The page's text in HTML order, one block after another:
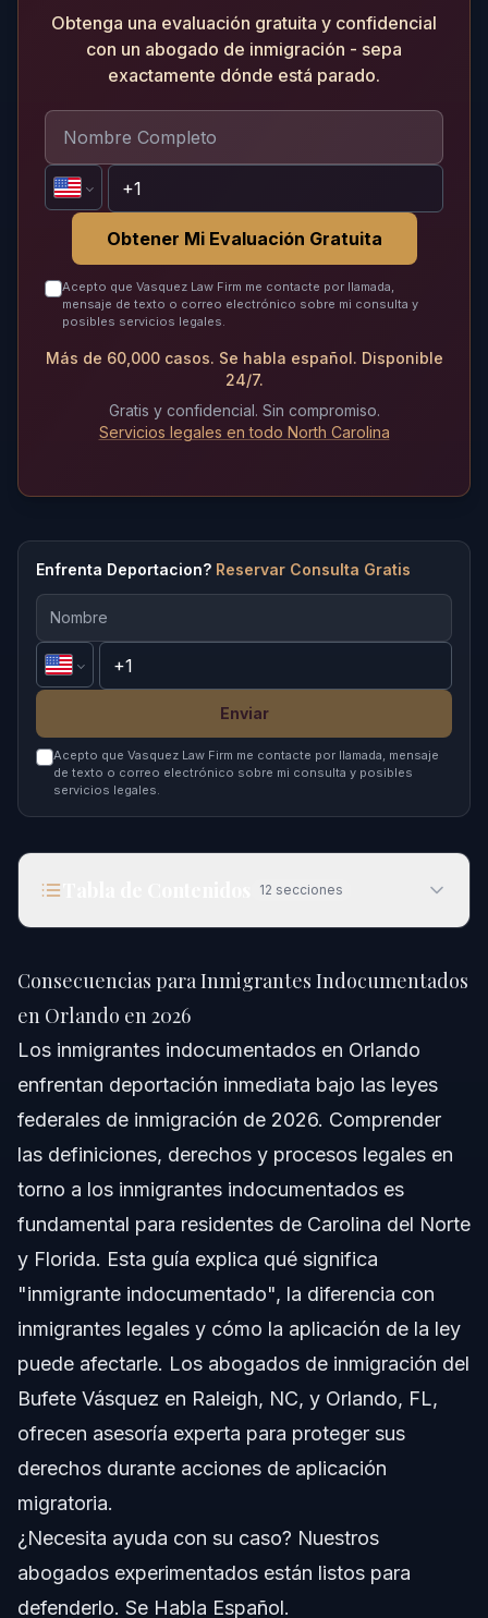
Obtenga una evaluación gratuita y confidencial
con un abogado de inmigración - sepa
exactamente dónde está parado.
Obtener Mi Evaluación Gratuita
Acepto que Vasquez Law Firm me contacte por llamada,
mensaje de texto o correo electrónico sobre mi consulta y
posibles servicios legales.
Más de 60,000 casos. Se habla español. Disponible
24/7.
Gratis y confidencial. Sin compromiso.
Servicios legales en todo North Carolina
Enfrenta Deportacion? Reservar Consulta Gratis
Enviar
Acepto que Vasquez Law Firm me contacte por llamada, mensaje
de texto o correo electrónico sobre mi consulta y posibles
servicios legales.
12 secciones
Respuesta Rápida
Comprendiendo a los Inmigrantes
Indocumentados y Términos Relacionados
Referencias Culturales y la Película "Illegal Aliens"
¿Es "Illegal Alien" un Término Legal?
¿Es el Término Ofensivo?
Guía Paso a Paso: Qué Hacer si lo Acercan las
Autoridades Migratorias
La Importancia de la Asistencia Legal Inmediata
Recursos para Residentes en Orlando
Errores Comunes de los Inmigrantes
Indocumentados y Cómo Evitarlos
Cronología y Qué Esperar Después de la
Costos y Honorarios: Factores que Influyen en el
Precio
Consecuencias para Inmigrantes Indocumentados
en Orlando en 2026
Los inmigrantes indocumentados en Orlando
enfrentan deportación inmediata bajo las leyes
federales de inmigración de 2026. Comprender
las definiciones, derechos y procesos legales en
torno a los inmigrantes indocumentados es
fundamental para residentes de Carolina del Norte
y Florida. Esta guía explica qué significa
"inmigrante indocumentado", la diferencia con
inmigrantes legales y cómo la aplicación de la ley
puede afectarle. Los abogados de inmigración del
Bufete Vásquez en Raleigh, NC, y Orlando, FL,
ofrecen asesoría experta para proteger sus
derechos durante acciones de aplicación
migratoria.
¿Necesita ayuda con su caso? Nuestros
abogados experimentados están listos para
defenderlo. Se Habla Español.